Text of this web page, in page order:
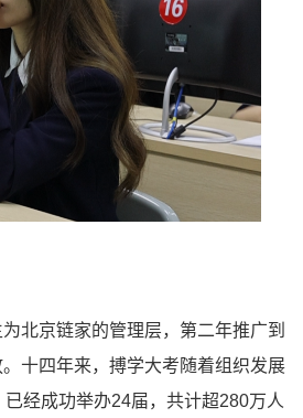
北京链家的管理层，第二年推广到
十四年来，搏学大考随着组织发展
经成功举办24届，共计超280万人